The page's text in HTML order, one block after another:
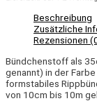
Beschreibung
Zusätzliche
Rezensionen
Bündchenstoff als
genannt) in der
formstabiles
von 10cm bis 10m